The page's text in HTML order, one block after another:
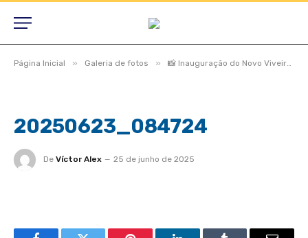
Página Inicial » Galeria de fotos » 📸 Inauguração do Novo Viveiro de Mudas – Araguaia
20250623_084724
De Víctor Alex 25 de junho de 2025